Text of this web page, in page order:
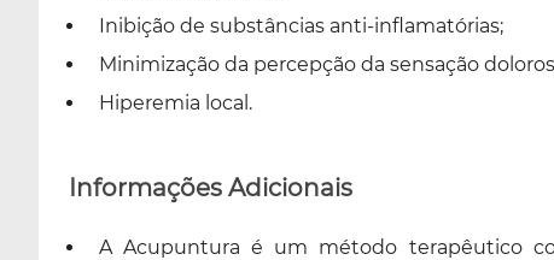
Inibição de substâncias anti-inflamatórias;
Minimização da percepção da sensação
Hiperemia local.
Informações Adicionais
A Acupuntura é um método terapêutico